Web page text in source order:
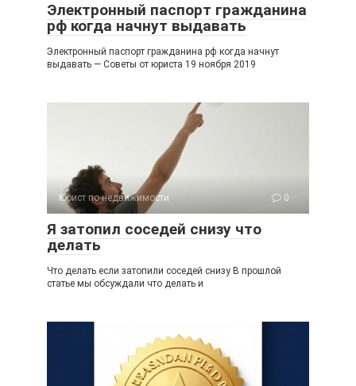
Электронный паспорт гражданина
рф когда начнут выдавать
Электронный паспорт гражданина рф когда начнут
выдавать — Советы от юриста 19 ноября 2019
Юрист по недвижимости 0
Я затопил соседей снизу что
делать
Что делать если затопили соседей снизу В прошлой
статье мы обсуждали что делать и